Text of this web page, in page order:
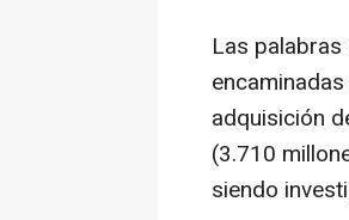
Las
adquisición
(3.710
siendo